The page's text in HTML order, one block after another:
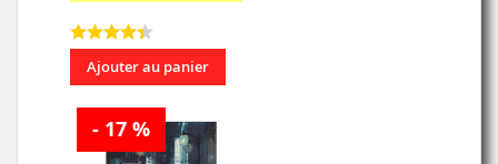
Ajouter au panier
- 17 %